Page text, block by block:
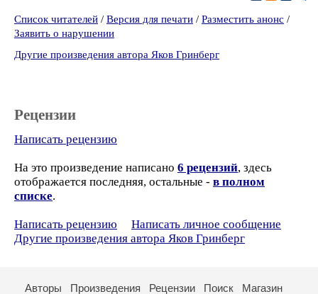
Список читателей / Версия для печати / Разместить анонс /
Заявить о нарушении
Другие произведения автора Яков Гринберг
Рецензии
Написать рецензию
На это произведение написано 6 рецензий, здесь
отображается последняя, остальные - в полном
списке.
Написать рецензию
Написать личное сообщение
Другие произведения автора Яков Гринберг
Авторы Произведения Рецензии Поиск Магазин